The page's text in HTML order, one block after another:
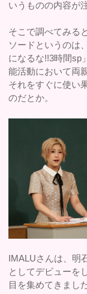
いうものの内容が
そこで調べてみる
ソードというのは
になるな!!3時間sp
能活動において両
それをすぐに使い
のだとか。
IMALUさんは、明
としてデビューを
目を集めてきました